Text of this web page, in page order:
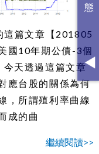
篇文章【201805
國10年期公債-3個
今天透過這篇文章
應台股的關係為何
，所謂殖利率曲線
成的曲
繼續閱讀>>